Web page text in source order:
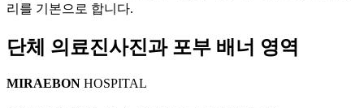
리를 기본으로 합니다.
단체 의료진사진과 포부 배너 영역
MIRAEBON HOSPITAL